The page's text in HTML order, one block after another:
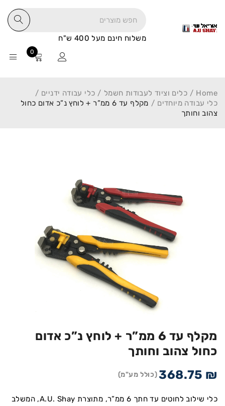
משלוח חינם מעל 400 ש"ח
0
Home
/ כלים וציוד לעבודות חשמל / כלי עבודה ידניים /
כלי עבודה מיוחדים /
מקלף עד 6 ממ”ר + לוחץ נ”כ אדום כחול
צהוב וחותך
מקלף עד 6 ממ”ר + לוחץ נ”כ אדום
כחול צהוב וחותך
368.75 ₪ (כולל מע"מ)
כלי שילוב לחוטים עד חתך 6 ממ”ר, מתוצרת A.U. Shay, המשלב